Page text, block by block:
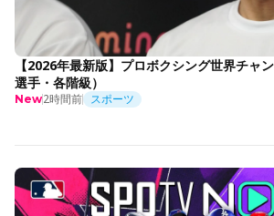
【2026年最新版】プロボクシング世界チャ
選手・各階級）
New2時間前 スポーツ